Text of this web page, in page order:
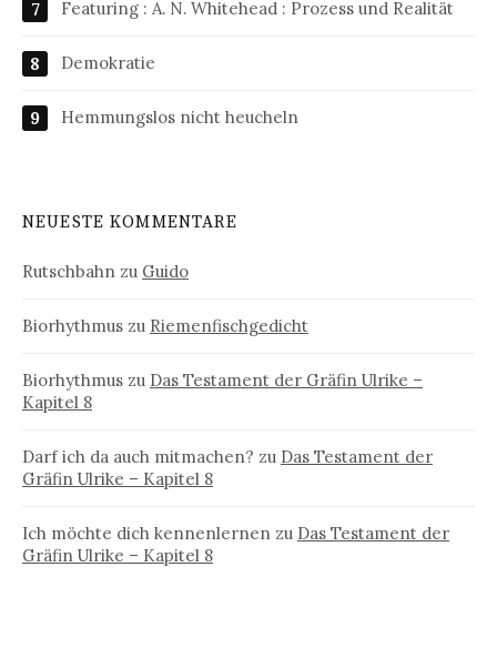
Featuring : A. N. Whitehead : Prozess und Realität
Demokratie
Hemmungslos nicht heucheln
NEUESTE KOMMENTARE
Rutschbahn zu Guido
Biorhythmus zu Riemenfischgedicht
Biorhythmus zu Das Testament der Gräfin Ulrike –
Kapitel 8
Darf ich da auch mitmachen? zu Das Testament der
Gräfin Ulrike – Kapitel 8
Ich möchte dich kennenlernen zu Das Testament der
Gräfin Ulrike – Kapitel 8